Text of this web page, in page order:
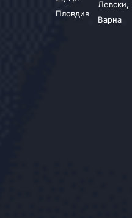
Пловдив
Левски,
Варна